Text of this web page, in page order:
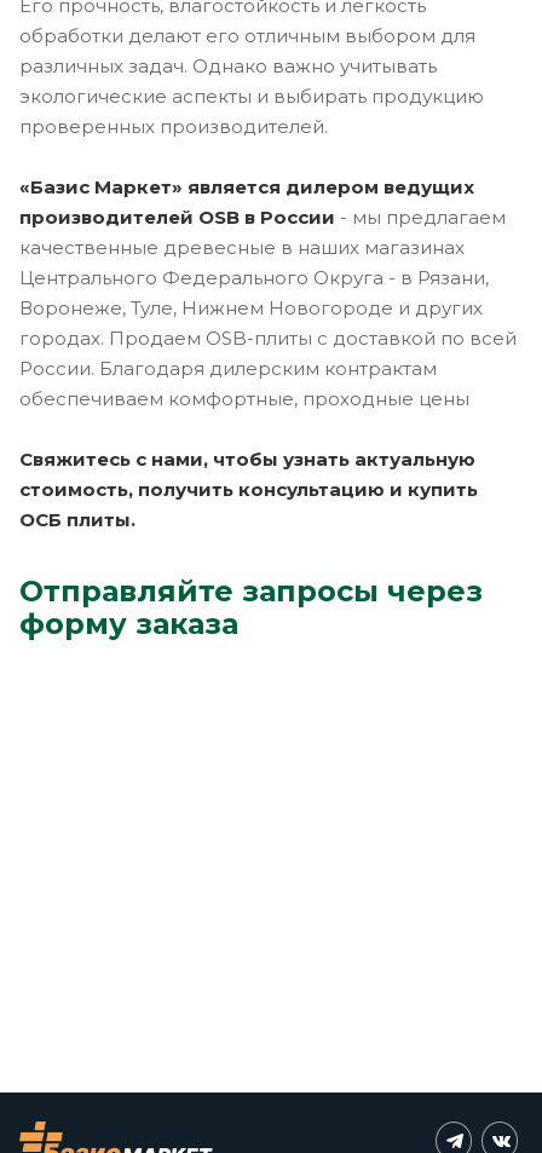
Его прочность, влагостойкость и легкость
обработки делают его отличным выбором для
различных задач. Однако важно учитывать
экологические аспекты и выбирать продукцию
проверенных производителей.
«Базис Маркет» является дилером ведущих
производителей OSB в России - мы предлагаем
качественные древесные в наших магазинах
Центрального Федерального Округа - в Рязани,
Воронеже, Туле, Нижнем Новогороде и других
городах. Продаем OSB-плиты с доставкой по всей
России. Благодаря дилерским контрактам
обеспечиваем комфортные, проходные цены
Свяжитесь с нами, чтобы узнать актуальную
стоимость, получить консультацию и купить
ОСБ плиты.
Отправляйте запросы через
форму заказа